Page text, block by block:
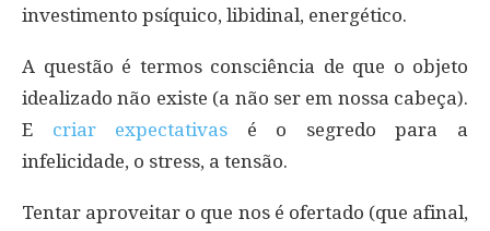
investimento psíquico, libidinal, energético.
A questão é termos consciência de que o objeto
idealizado não existe (a não ser em nossa cabeça).
E criar expectativas é o segredo para a
infelicidade, o stress, a tensão.
Tentar aproveitar o que nos é ofertado (que afinal,